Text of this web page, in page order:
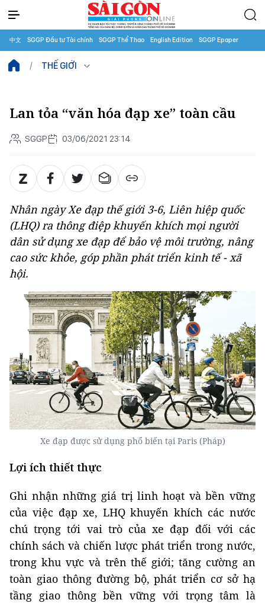
中文 SGGP Đầu tư Tài chính SGGP Thể Thao English Edition SGGP Epaper
THẾ GIỚI
Lan tỏa “văn hóa đạp xe” toàn cầu
SGGP 03/06/2021 23:14
Nhân ngày Xe đạp thế giới 3-6, Liên hiệp quốc
(LHQ) ra thông điệp khuyến khích mọi người
dân sử dụng xe đạp để bảo vệ môi trường, nâng
cao sức khỏe, góp phần phát triển kinh tế - xã
hội.
Xe đạp được sử dụng phổ biến tại Paris (Pháp)
Lợi ích thiết thực
Ghi nhận những giá trị linh hoạt và bền vững
của việc đạp xe, LHQ khuyến khích các nước
chú trọng tới vai trò của xe đạp đối với các
chính sách và chiến lược phát triển trong nước,
trong khu vực và trên thế giới; tăng cường an
toàn giao thông đường bộ, phát triển cơ sở hạ
tầng giao thông bền vững với trọng tâm là